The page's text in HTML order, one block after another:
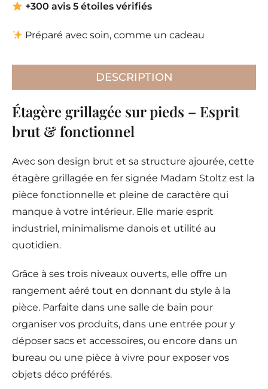
+300 avis 5 étoiles vérifiés
Préparé avec soin, comme un cadeau
DESCRIPTION
Étagère grillagée sur pieds – Esprit
brut & fonctionnel
Avec son design brut et sa structure ajourée, cette
étagère grillagée en fer signée Madam Stoltz est la
pièce fonctionnelle et pleine de caractère qui
manque à votre intérieur. Elle marie esprit
industriel, minimalisme danois et utilité au
quotidien.
Grâce à ses trois niveaux ouverts, elle offre un
rangement aéré tout en donnant du style à la
pièce. Parfaite dans une salle de bain pour
organiser vos produits, dans une entrée pour y
déposer sacs et accessoires, ou encore dans un
bureau ou une pièce à vivre pour exposer vos
objets déco préférés.